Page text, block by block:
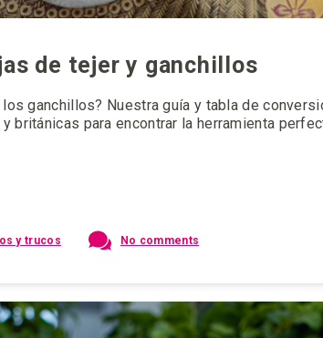
de tejer y ganchillos
ganchillos? Nuestra guía y tabla de
para encontrar la herramienta
y trucos No comments